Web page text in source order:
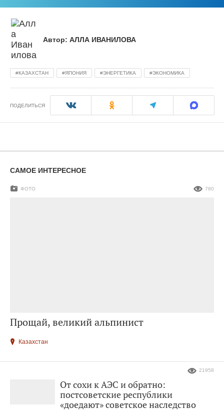
Автор: АЛЛА ИВАНИЛОВА
КАЗАХСТАН ЯПОНИЯ ЭНЕРГЕТИКА ЭКОНОМИКА
ПОДЕЛИТЬСЯ
САМОЕ ИНТЕРЕСНОЕ
Прощай, великий альпинист
ФОТО 780
Казахстан
От сохи к АЭС и обратно:
постсоветские республики
«доедают» советское наследство
21958